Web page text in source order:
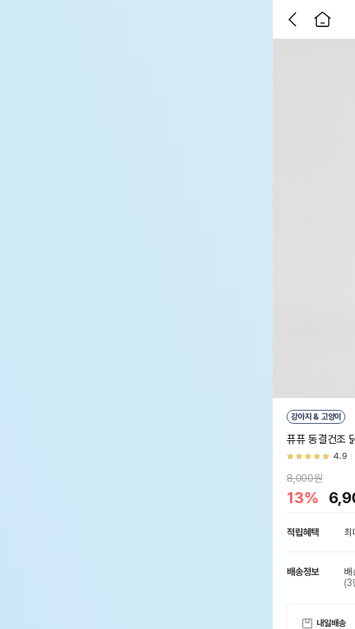
강아지 & 고양이
퓨퓨 동결건조
4.9
8,000원
13%
적립혜택
배송정보
(3
내일배송